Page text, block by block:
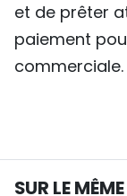
et de prêter
paiement
commerciale.
SUR LE